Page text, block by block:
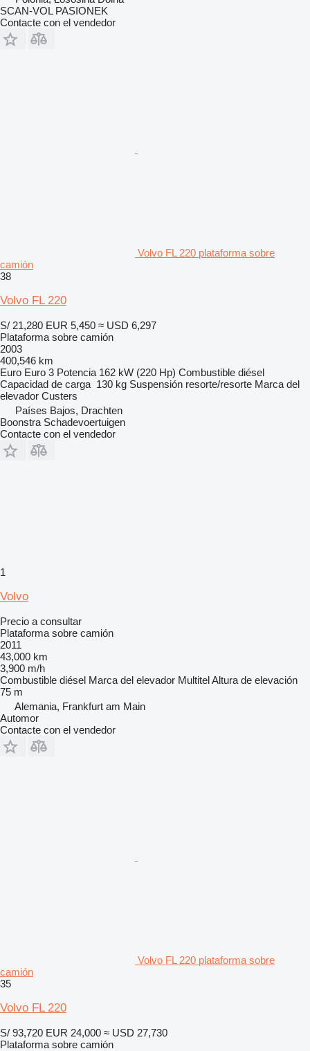
SCAN-VOL PASIONEK
Contacte con el vendedor
Volvo FL 220 plataforma sobre
camión
38
Volvo FL 220
S/ 21,280 EUR 5,450 ≈ USD 6,297
Plataforma sobre camión
2003
400,546 km
Euro Euro 3 Potencia 162 kW (220 Hp) Combustible diésel
Capacidad de carga 130 kg Suspensión resorte/resorte Marca del
elevador Custers
Países Bajos, Drachten
Boonstra Schadevoertuigen
Contacte con el vendedor
1
Volvo
Precio a consultar
Plataforma sobre camión
2011
43,000 km
3,900 m/h
Combustible diésel Marca del elevador MultitelAltura de elevación
75 m
Alemania, Frankfurt am Main
Automor
Contacte con el vendedor
Volvo FL 220 plataforma sobre
camión
35
Volvo FL 220
S/ 93,720 EUR 24,000 ≈ USD 27,730
Plataforma sobre camión